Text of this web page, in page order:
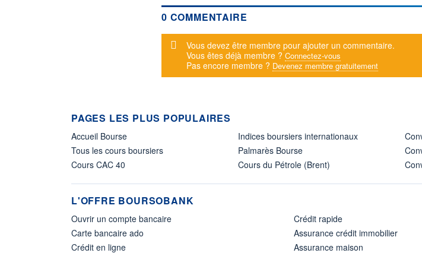
0 COMMENTAIRE
Message d'alerte
Vous devez être membre pour ajouter un commentaire.
Vous êtes déjà membre ? Connectez-vous
Pas encore membre ? Devenez membre gratuitement
PAGES LES PLUS POPULAIRES
Accueil Bourse
Tous les cours boursiers
Cours CAC 40
Indices boursiers internationaux
Palmarès Bourse
Cours du Pétrole (Brent)
L'OFFRE BOURSOBANK
Ouvrir un compte bancaire
Carte bancaire ado
Crédit en ligne
Crédit rapide
Assurance crédit immobilier
Assurance maison